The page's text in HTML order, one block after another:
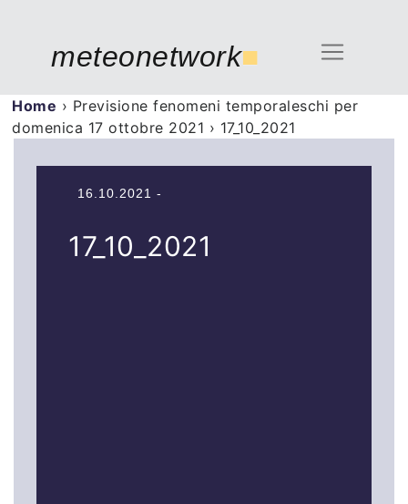
meteonetwork■
Home › Previsione fenomeni temporaleschi per
domenica 17 ottobre 2021 › 17_10_2021
16.10.2021 -
17_10_2021